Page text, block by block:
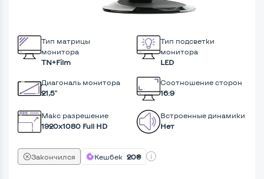
Тип матрицы
монитора
TN+Film
Тип подсветки
монитора
LED
Диагональ монитора
21,5"
Соотношение сторон
16:9
Макс разрешение
1920x1080 Full HD
Встроенные динамики
Нет
Закончился Кешбек 20₴